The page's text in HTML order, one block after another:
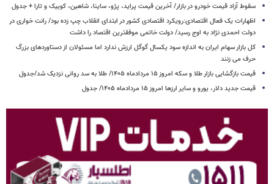
سقوط آزاد قیمت خودرو در بازار/ آخرین قیمت پراید، پژو، ساینا، شاهین، کوییک و تارا + جدول
اظهارات یک فعال اقتصادی:رویکرد اقتصادی کشور در ابتدای انقلاب چپ زده بود/ رانت خواری در
دولت احمدی نژاد به اوج رسید/ دولت خاتمی موفقترین اقتصاد را داشت
کل بازار سهام ایران به اندازه سود یکسال گوگل ارزش ندارد اما مسئولان از دستاوردهای بزرگ
حرف می زنند
قیمت بازگشایی بازار طلا و سکه امروز ۱۵ مردادماه ۱۴۰۵/ طلا به سد روانی نزدیک شد/جدول
قیمت جدید دلار، یورو و سایر ارزها امروز ۱۵ مردادماه ۱۴۰۵/ جدول